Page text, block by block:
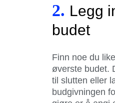
2. Legg
budet
Finn noe du
øverste budet.
til slutten eller
budgivningen